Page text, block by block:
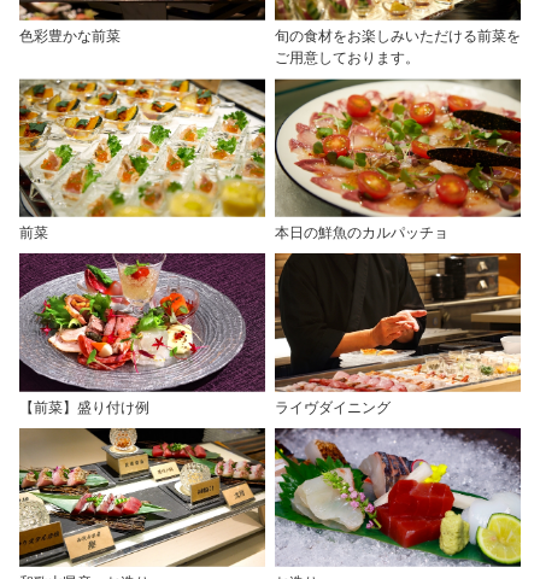
色彩豊かな前菜
旬の食材をお楽しみいただける前菜を
ご用意しております。
前菜 本日の鮮魚のカルパッチョ
【前菜】盛り付け例 ライヴダイニング